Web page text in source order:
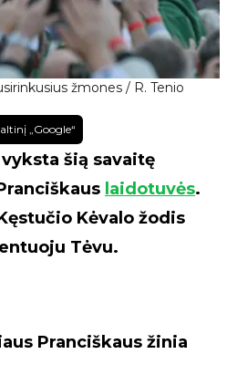
žmones / R. Tenio
„Google“
šią savaitę
laidotuvės.
Kėvalo žodis
Tėvu.
Pranciškaus žinia